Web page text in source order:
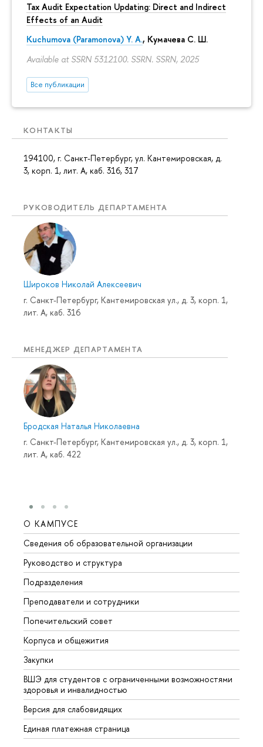
Tax Audit Expectation Updating: Direct and Indirect
Effects of an Audit
Kuchumova (Paramonova) Y. A., Кумачева С. Ш.
Available at SSRN 5312100. SSRN. SSRN, 2025
Все публикации
КОНТАКТЫ
194100, г. Санкт-Петербург, ул. Кантемировская, д.
3, корп. 1, лит. А, каб. 316, 317
РУКОВОДИТЕЛЬ ДЕПАРТАМЕНТА
Широков Николай Алексеевич
г. Санкт-Петербург, Кантемировская ул., д. 3, корп. 1,
лит. А, каб. 316
МЕНЕДЖЕР ДЕПАРТАМЕНТА
Бродская Наталья Николаевна
г. Санкт-Петербург, Кантемировская ул., д. 3, корп. 1,
лит. А, каб. 422
О КАМПУСЕ
Сведения об образовательной организации
Руководство и структура
Подразделения
Преподаватели и сотрудники
Попечительский совет
Корпуса и общежития
Закупки
ВШЭ для студентов с ограниченными возможностями
здоровья и инвалидностью
Версия для слабовидящих
Единая платежная страница